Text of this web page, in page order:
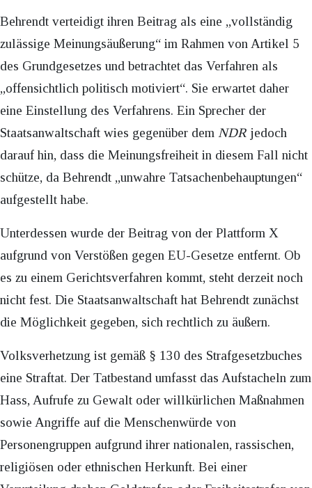
Behrendt verteidigt ihren Beitrag als eine „vollständig
zulässige Meinungsäußerung“ im Rahmen von Artikel 5
des Grundgesetzes und betrachtet das Verfahren als
„offensichtlich politisch motiviert“. Sie erwartet daher
eine Einstellung des Verfahrens. Ein Sprecher der
Staatsanwaltschaft wies gegenüber dem NDR jedoch
darauf hin, dass die Meinungsfreiheit in diesem Fall nicht
schütze, da Behrendt „unwahre Tatsachenbehauptungen“
aufgestellt habe.
Unterdessen wurde der Beitrag von der Plattform X
aufgrund von Verstößen gegen EU-Gesetze entfernt. Ob
es zu einem Gerichtsverfahren kommt, steht derzeit noch
nicht fest. Die Staatsanwaltschaft hat Behrendt zunächst
die Möglichkeit gegeben, sich rechtlich zu äußern.
Volksverhetzung ist gemäß § 130 des Strafgesetzbuches
eine Straftat. Der Tatbestand umfasst das Aufstacheln zum
Hass, Aufrufe zu Gewalt oder willkürlichen Maßnahmen
sowie Angriffe auf die Menschenwürde von
Personengruppen aufgrund ihrer nationalen, rassischen,
religiösen oder ethnischen Herkunft. Bei einer